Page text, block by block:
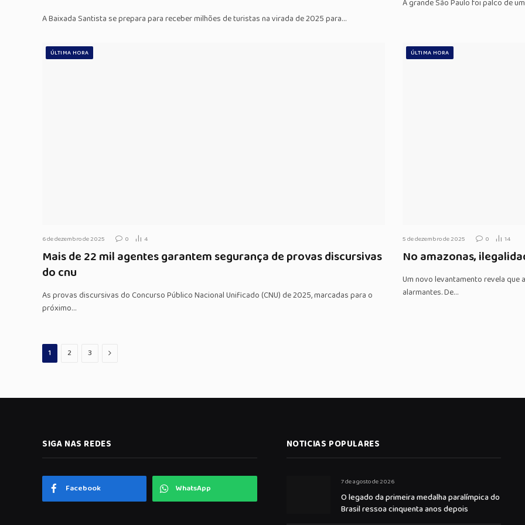
A Baixada Santista se prepara para receber milhões de turistas na virada de 2025 para…
A grande São Paulo foi palco de
ÚLTIMA HORA
6 de dezembro de 2025 0 4
Mais de 22 mil agentes garantem segurança de provas discursivas
do cnu
As provas discursivas do Concurso Público Nacional Unificado (CNU) de 2025, marcadas para o
próximo…
ÚLTIMA HORA
5 de dezembro de 2025 0 14
No amazonas,
Um novo levantamento revela que
alarmantes. De…
1 2 3 Proximo
SIGA NAS REDES
Facebook WhatsApp
NOTICIAS POPULARES
7 de agosto de 2026
O legado da primeira medalha paralímpica do
Brasil ressoa cinquenta anos depois